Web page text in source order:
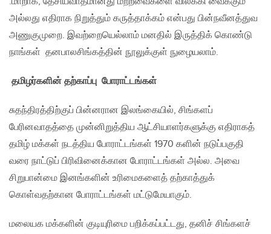
அல்லது எதிராக நிறுத்தும் கருத்தாக்கம் என்பது பின்நவீனத்துவ
அணுகுமுறை. இவற்றையெல்லாம் மனதில் இருத்திக் கொண்டு
நாங்கள் தனபாலசிங்கத்தின் நூலுக்குள் நுழையலாம்.
தமிழர்களின் தற்காப்பு போராட்டங்கள்
சுதந்திரத்திற்குப் பின்னரான இலங்கையில், சிங்களப்
பேரினவாதத்தை முன்னிறுத்திய ஆட்சியாளர்களுக்கு எதிராகத்
தமிழ் மக்கள் நடத்திய போராட்டங்கள் 1970 களின் நடுப்பகுதி
வரை நாட்டுப் பிரிவினைக்கான போராட்டங்கள் அல்ல. அவை
சிறுபான்மை இனங்களின் உரிமைகளைத் தற்காத்துக்
கொள்வதற்கான போராட்டங்கள் மட்டுமேயாகும்.
மலையக மக்களின் குடியுரிமை பறிக்கப்பட்டது, தனிச் சிங்களச்